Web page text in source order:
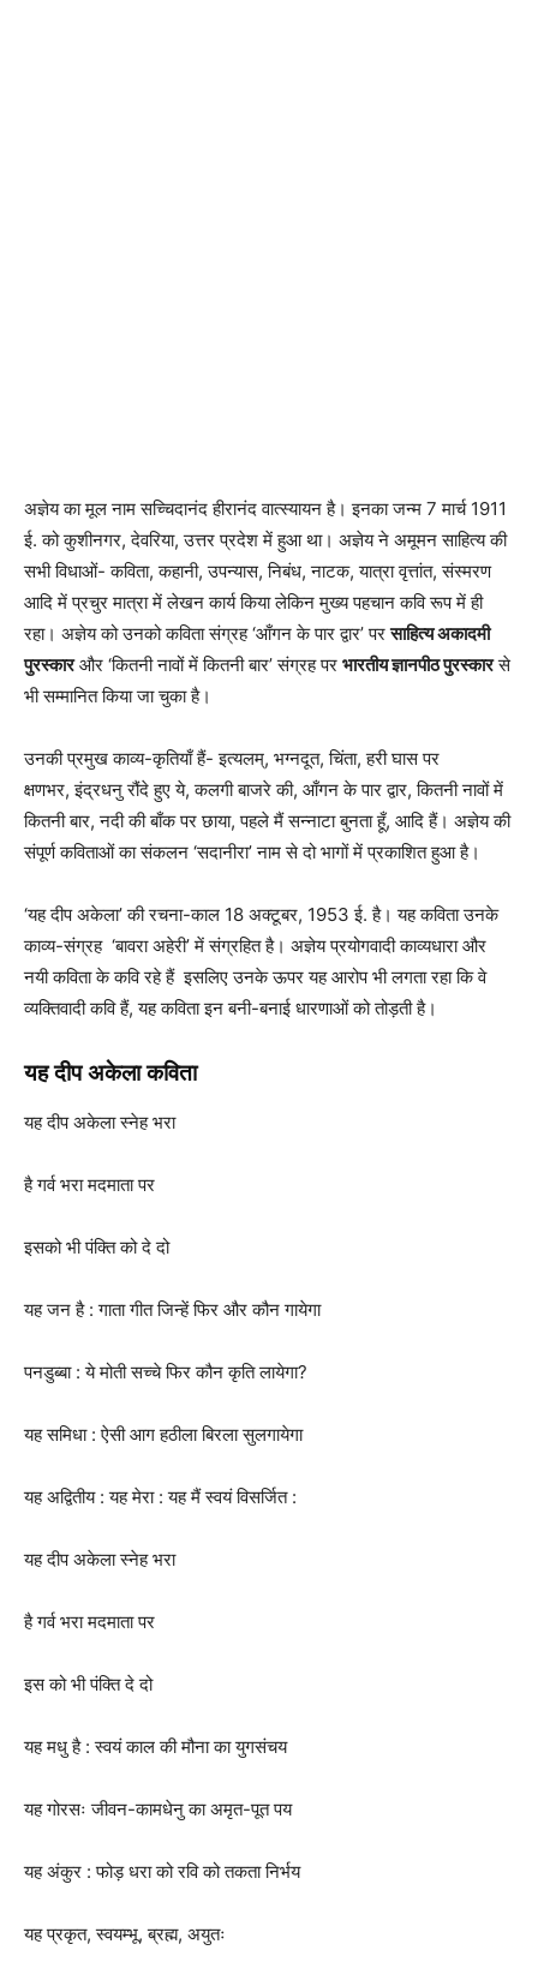
अज्ञेय का मूल नाम सच्चिदानंद हीरानंद वात्स्यायन है। इनका जन्म 7 मार्च 1911
ई. को कुशीनगर, देवरिया, उत्तर प्रदेश में हुआ था। अज्ञेय ने अमूमन साहित्य की
सभी विधाओं- कविता, कहानी, उपन्यास, निबंध, नाटक, यात्रा वृत्तांत, संस्मरण
आदि में प्रचुर मात्रा में लेखन कार्य किया लेकिन मुख्य पहचान कवि रूप में ही
रहा। अज्ञेय को उनको कविता संग्रह ‘आँगन के पार द्वार’ परसाहित्य अकादमी
पुरस्कारऔर ‘कितनी नावों में कितनी बार’ संग्रह पर भारतीय ज्ञानपीठ पुरस्कारसे
भी सम्मानित किया जा चुका है।
उनकी प्रमुख काव्य-कृतियाँ हैं- इत्यलम्, भग्नदूत, चिंता, हरी घास पर
क्षणभर, इंद्रधनु रौंदे हुए ये, कलगी बाजरे की, आँगन के पार द्वार, कितनी नावों में
कितनी बार, नदी की बाँक पर छाया, पहले मैं सन्नाटा बुनता हूँ, आदि हैं। अज्ञेय की
संपूर्ण कविताओं का संकलन ‘सदानीरा’ नाम से दो भागों में प्रकाशित हुआ है।
‘यह दीप अकेला’ की रचना-काल 18 अक्टूबर, 1953 ई. है। यह कविता उनके
काव्य-संग्रह ‘बावरा अहेरी’ में संग्रहित है। अज्ञेय प्रयोगवादी काव्यधारा और
नयी कविता के कवि रहे हैं इसलिए उनके ऊपर यह आरोप भी लगता रहा कि वे
व्यक्तिवादी कवि हैं, यह कविता इन बनी-बनाई धारणाओं को तोड़ती है।
यह दीप अकेलाकविता
यह दीप अकेला स्नेह भरा
है गर्व भरा मदमाता पर
इसको भी पंक्ति को दे दो
यह जन है : गाता गीत जिन्हें फिर और कौन गायेगा
पनडुब्बा : ये मोती सच्चे फिर कौन कृति लायेगा?
यह समिधा : ऐसी आग हठीला बिरला सुलगायेगा
यह अद्वितीय : यह मेरा : यह मैं स्वयं विसर्जित :
यह दीप अकेला स्नेह भरा
है गर्व भरा मदमाता पर
इस को भी पंक्ति दे दो
यह मधु है : स्वयं काल की मौना का युगसंचय
यह गोरसः जीवन-कामधेनु का अमृत-पूत पय
यह अंकुर : फोड़ धरा को रवि को तकता निर्भय
यह प्रकृत, स्वयम्भू, ब्रह्म, अयुतः